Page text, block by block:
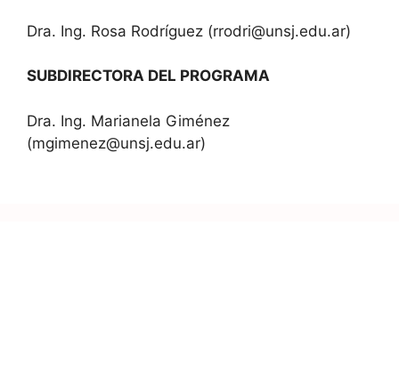
Dra. Ing. Rosa Rodríguez (rrodri@unsj.edu.ar)
SUBDIRECTORA DEL PROGRAMA
Dra. Ing. Marianela Giménez
(mgimenez@unsj.edu.ar)